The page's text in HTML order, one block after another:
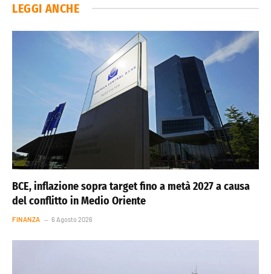
LEGGI ANCHE
BCE, inflazione sopra target fino a metà 2027 a causa
del conflitto in Medio Oriente
FINANZA 6 Agosto 2026